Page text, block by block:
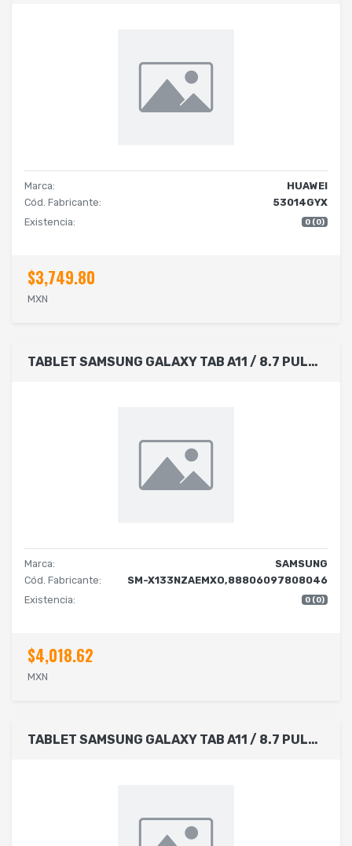
Marca:
HUAWEI
Cód. Fabricante:
53014GYX
Existencia:
0 (0)
$3,749.80
MXN
TABLET SAMSUNG GALAXY TAB A11 / 8.7 PULGADAS / MODELO SM-X133 / 8GB RAM / 128GB ROM / WI-FI / 5 MP - 8 MP / ANDROID / VEL 2.2GHZ, 2GHZ / 1 AÑO DE GARANTIA / COLOR GRIS
Marca:
SAMSUNG
Cód. Fabricante:
SM-X133NZAEMXO,88806097808046
Existencia:
0 (0)
$4,018.62
MXN
TABLET SAMSUNG GALAXY TAB A11 / 8.7 PULGADAS / MODELO SM-X133 / 8GB RAM / 128GB ROM / WI-FI / 5 MP - 8 MP / ANDROID / VEL 2.2GHZ, 2GHZ / 1 AÑO DE GARANTIA / COLOR PLATA